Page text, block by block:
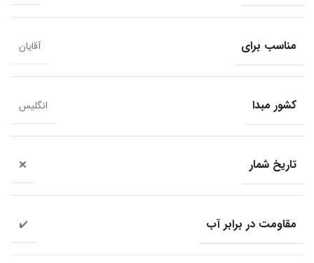
مناسب برای آقایان
کشور مبدا انگلیس
تاریخ شمار ❌
مقاومت در برابر آب ✔️